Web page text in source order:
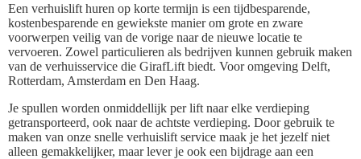
Een verhuislift huren op korte termijn is een tijdbesparende,
kostenbesparende en gewiekste manier om grote en zware
voorwerpen veilig van de vorige naar de nieuwe locatie te
vervoeren. Zowel particulieren als bedrijven kunnen gebruik maken
van de verhuisservice die GirafLift biedt. Voor omgeving Delft,
Rotterdam, Amsterdam en Den Haag.
Je spullen worden onmiddellijk per lift naar elke verdieping
getransporteerd, ook naar de achtste verdieping. Door gebruik te
maken van onze snelle verhuislift service maak je het jezelf niet
alleen gemakkelijker, maar lever je ook een bijdrage aan een